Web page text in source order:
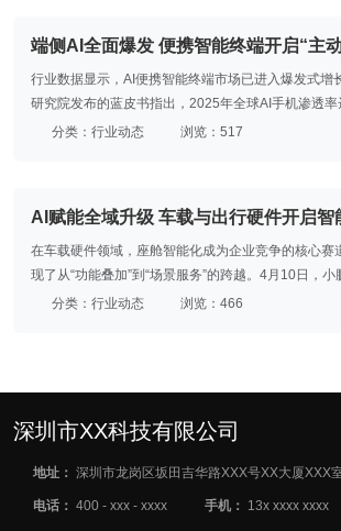
影等企业推动嵌入式AI与终端设备深度融合，中兴通
范，推动行业标准化，形成“芯片-嵌入式系统-终端应
系。
端侧AI全面爆发 便携智能终端开启“主
行业数据显示，AI便携智能终端市场已进入爆发式增
研究院发布的蓝皮书指出，2025年全球AI手机渗透
超1亿台，占PC总量的40%以上；国内可穿戴腕带设
端”跨越，催生“智能体”应用生态，应用形态从独立
进。
分类：行业动态 浏览：517
AI赋能全域升级 车载与出行硬件开启智
在车载硬件领域，座舱智能化成为企业竞争的核心赛
现了从“功能叠加”到“场景服务”的跨越。4月10日，
合举办量产交付活动，双方打造的业内最强AI调光隐
能，可根据用户指令和场景需求秒级调节透明度，适
等多种出行场景，让汽车座舱成为更具温度的“第三生
分类：行业动态 浏览：466
深圳市XX科技有限公司
地址： 深圳市龙岗区坂田吉华路XXX号XX大厦XXX
电话： 400 - xxx - xxxx 手机： 13x xxxx xxxx